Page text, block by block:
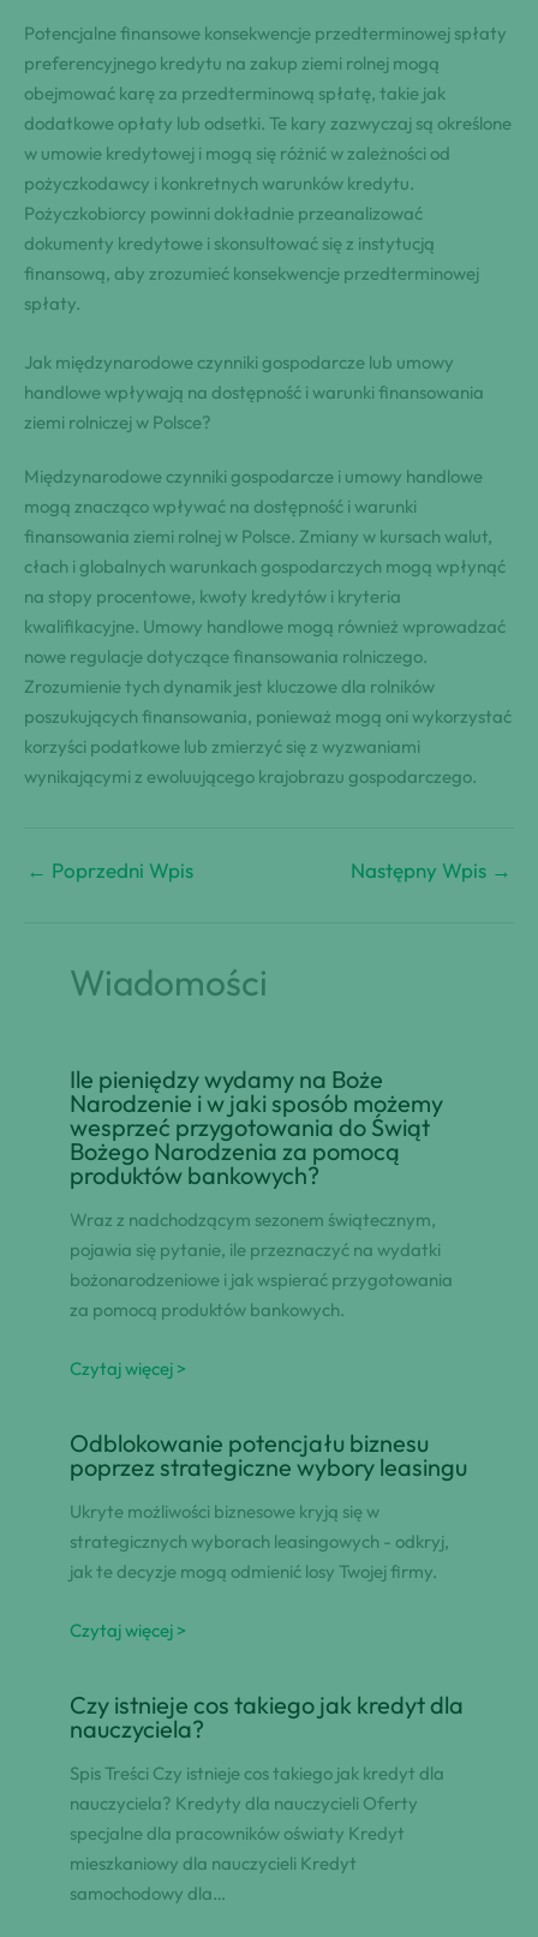
Potencjalne finansowe konsekwencje przedterminowej spłaty
preferencyjnego kredytu na zakup ziemi rolnej mogą
obejmować karę za przedterminową spłatę, takie jak
dodatkowe opłaty lub odsetki. Te kary zazwyczaj są określone
w umowie kredytowej i mogą się różnić w zależności od
pożyczkodawcy i konkretnych warunków kredytu.
Pożyczkobiorcy powinni dokładnie przeanalizować
dokumenty kredytowe i skonsultować się z instytucją
finansową, aby zrozumieć konsekwencje przedterminowej
spłaty.
Jak międzynarodowe czynniki gospodarcze lub umowy
handlowe wpływają na dostępność i warunki finansowania
ziemi rolniczej w Polsce?
Międzynarodowe czynniki gospodarcze i umowy handlowe
mogą znacząco wpływać na dostępność i warunki
finansowania ziemi rolnej w Polsce. Zmiany w kursach walut,
cłach i globalnych warunkach gospodarczych mogą wpłynąć
na stopy procentowe, kwoty kredytów i kryteria
kwalifikacyjne. Umowy handlowe mogą również wprowadzać
nowe regulacje dotyczące finansowania rolniczego.
Zrozumienie tych dynamik jest kluczowe dla rolników
poszukujących finansowania, ponieważ mogą oni wykorzystać
korzyści podatkowe lub zmierzyć się z wyzwaniami
wynikającymi z ewoluującego krajobrazu gospodarczego.
← Poprzedni Wpis Następny Wpis →
Wiadomości
Ile pieniędzy wydamy na Boże
Narodzenie i w jaki sposób możemy
wesprzeć przygotowania do Świąt
Bożego Narodzenia za pomocą
produktów bankowych?
Wraz z nadchodzącym sezonem świątecznym,
pojawia się pytanie, ile przeznaczyć na wydatki
bożonarodzeniowe i jak wspierać przygotowania
za pomocą produktów bankowych.
Czytaj więcej >
Odblokowanie potencjału biznesu
poprzez strategiczne wybory leasingu
Ukryte możliwości biznesowe kryją się w
strategicznych wyborach leasingowych - odkryj,
jak te decyzje mogą odmienić losy Twojej firmy.
Czytaj więcej >
Czy istnieje cos takiego jak kredyt dla
nauczyciela?
Spis Treści Czy istnieje cos takiego jak kredyt dla
nauczyciela? Kredyty dla nauczycieli Oferty
specjalne dla pracowników oświaty Kredyt
mieszkaniowy dla nauczycieli Kredyt
samochodowy dla…